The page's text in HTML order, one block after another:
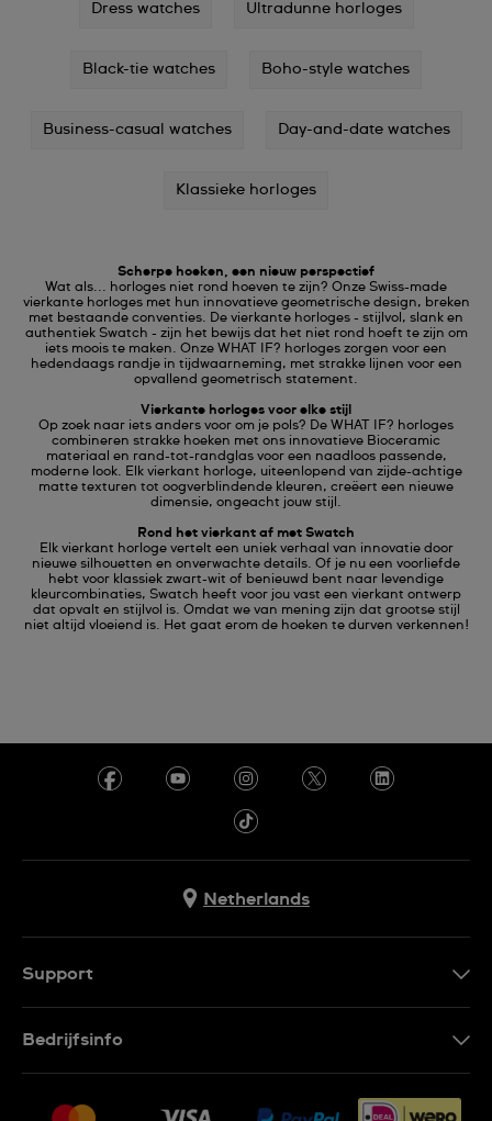
Dress watches Ultradunne horloges
Black-tie watches Boho-style watches
Business-casual watches Day-and-date watches
Klassieke horloges
Scherpe hoeken, een nieuw perspectief
Wat als... horloges niet rond hoeven te zijn? Onze Swiss-made
vierkante horloges met hun innovatieve geometrische design, breken
met bestaande conventies. De vierkante horloges - stijlvol, slank en
authentiek Swatch - zijn het bewijs dat het niet rond hoeft te zijn om
iets moois te maken. Onze WHAT IF? horloges zorgen voor een
hedendaags randje in tijdwaarneming, met strakke lijnen voor een
opvallend geometrisch statement.
Vierkante horloges voor elke stijl
Op zoek naar iets anders voor om je pols? De WHAT IF? horloges
combineren strakke hoeken met ons innovatieve Bioceramic
materiaal en rand-tot-randglas voor een naadloos passende,
moderne look. Elk vierkant horloge, uiteenlopend van zijde-achtige
matte texturen tot oogverblindende kleuren, creëert een nieuwe
dimensie, ongeacht jouw stijl.
Rond het vierkant af met Swatch
Elk vierkant horloge vertelt een uniek verhaal van innovatie door
nieuwe silhouetten en onverwachte details. Of je nu een voorliefde
hebt voor klassiek zwart-wit of benieuwd bent naar levendige
kleurcombinaties, Swatch heeft voor jou vast een vierkant ontwerp
dat opvalt en stijlvol is. Omdat we van mening zijn dat grootse stijl
niet altijd vloeiend is. Het gaat erom de hoeken te durven verkennen!
Netherlands
Support
Bedrijfsinfo